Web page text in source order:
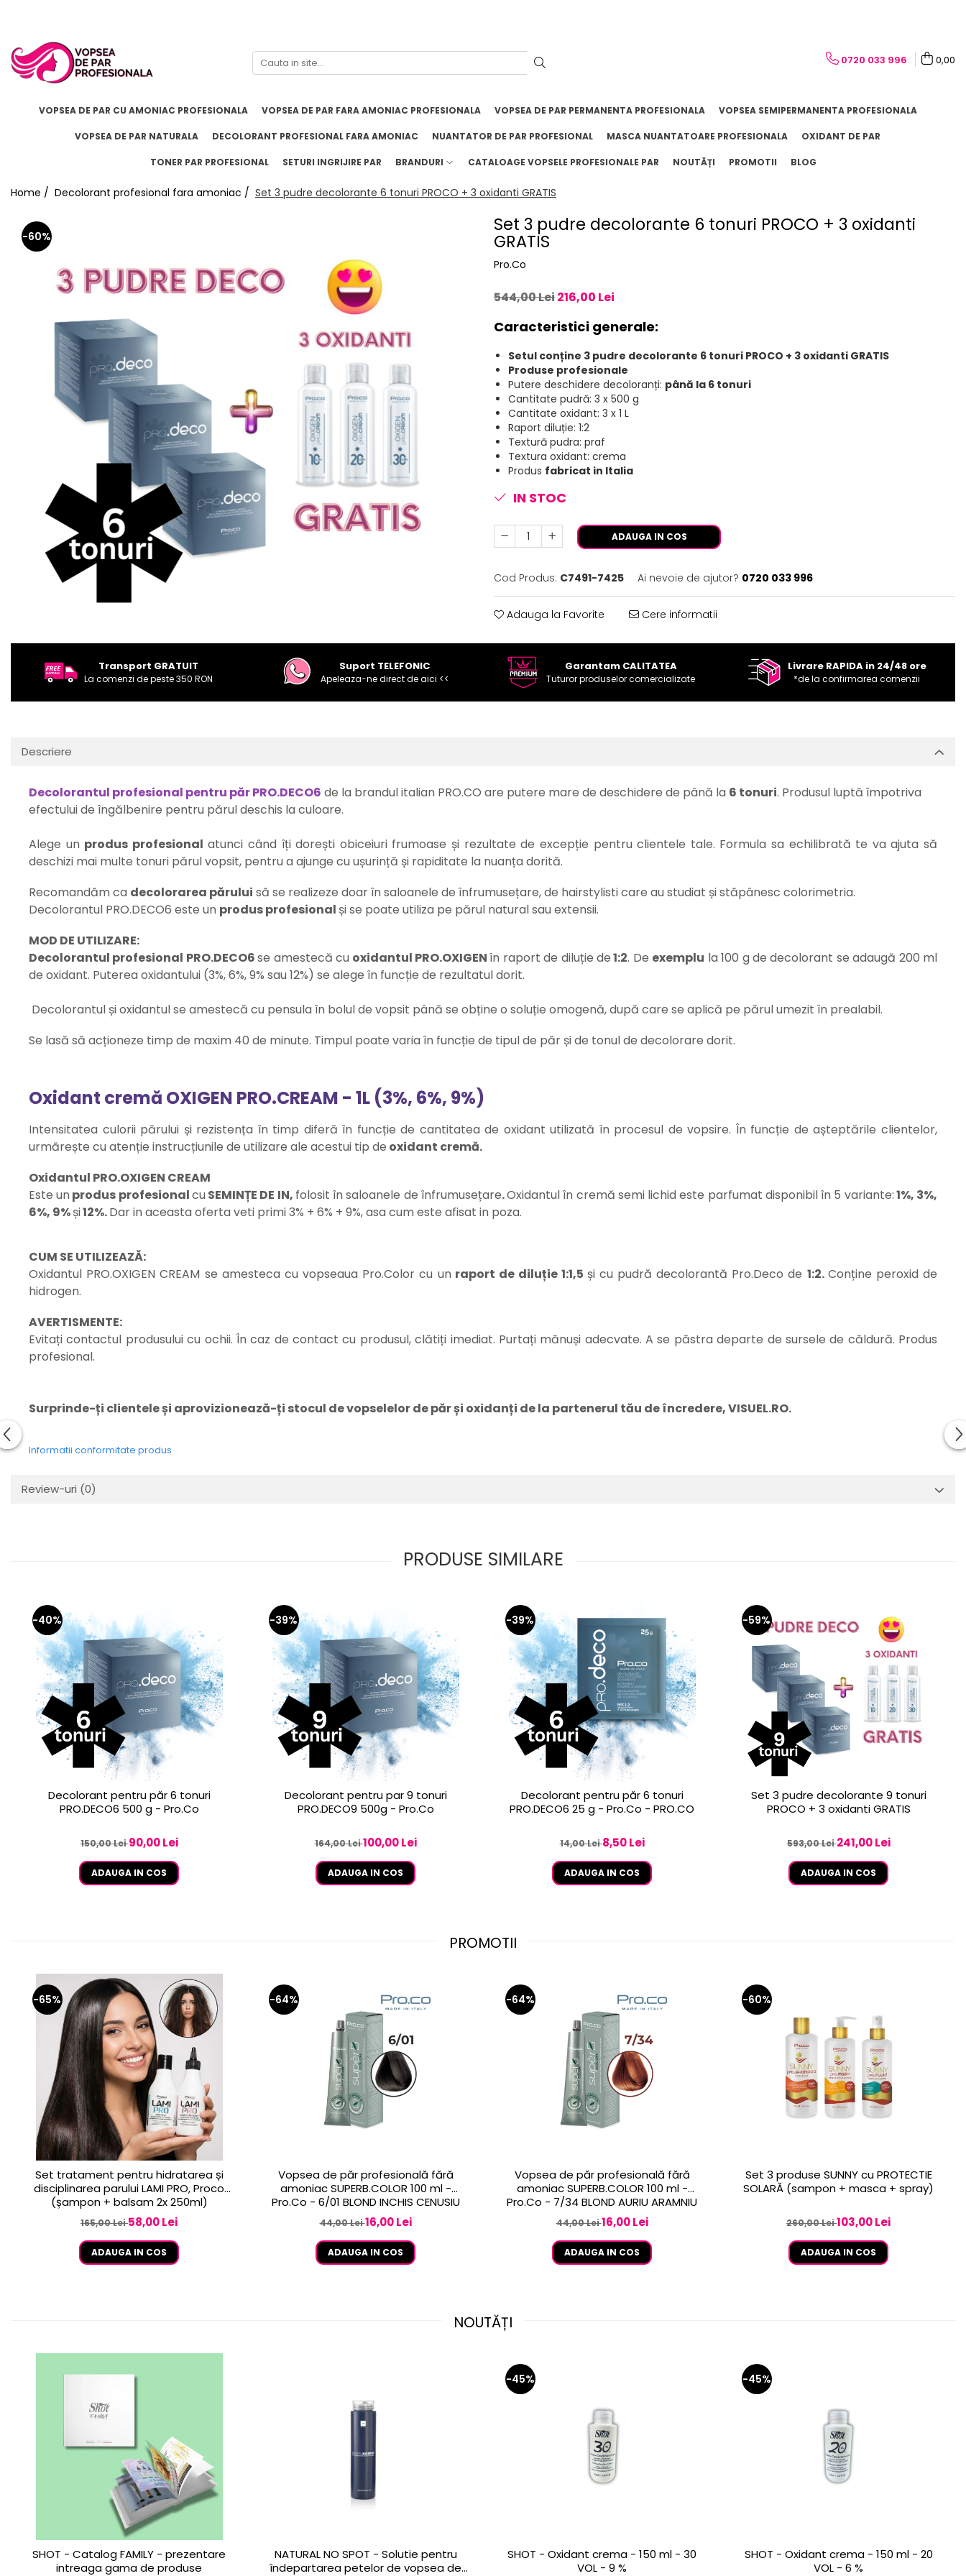
Branduri
Pro.Co
0720 033 996 0,00
VOPSEA DE PAR CU AMONIAC PROFESIONALA VOPSEA DE PAR FARA AMONIAC PROFESIONALA VOPSEA DE PAR PERMANENTA PROFESIONALA VOPSEA SEMIPERMANENTA PROFESIONALA
VOPSEA DE PAR NATURALA DECOLORANT PROFESIONAL FARA AMONIAC NUANTATOR DE PAR PROFESIONAL MASCA NUANTATOARE PROFESIONALA OXIDANT DE PAR
TONER PAR PROFESIONAL SETURI INGRIJIRE PAR BRANDURI CATALOAGE VOPSELE PROFESIONALE PAR NOUTĂȚI PROMOTII BLOG
Home / Decolorant profesional fara amoniac / Set 3 pudre decolorante 6 tonuri PROCO + 3 oxidanti GRATIS
Set 3 pudre decolorante 6 tonuri PROCO + 3 oxidanti
GRATIS
Pro.Co
-60%
544,00 Lei216,00 Lei
Caracteristici generale:
Setul conține 3 pudre decolorante 6 tonuri PROCO + 3 oxidanti GRATIS
Produse profesionale
Putere deschidere decoloranți: până la 6 tonuri
Cantitate pudră: 3 x 500 g
Cantitate oxidant: 3 x 1 L
Raport diluție: 1:2
Textură pudra: praf
Textura oxidant: crema
Produs fabricat in Italia
IN STOC
ADAUGA IN COS
Cod Produs: C7491-7425 Ai nevoie de ajutor? 0720 033 996
Adauga la Favorite Cere informatii
Transport GRATUIT
La comenzi de peste 350 RON
Suport TELEFONIC
Apeleaza-ne direct de aici <<
Garantam CALITATEA
Tuturor produselor comercializate
Livrare RAPIDA in 24/48 ore
*de la confirmarea comenzii
Descriere
Decolorantul profesional pentru păr PRO.DECO6 de la brandul italian PRO.CO are putere mare de deschidere de până la 6 tonuri. Produsul luptă împotriva
efectului de îngălbenire pentru părul deschis la culoare.
Alege un produs profesional atunci când îți dorești obiceiuri frumoase și rezultate de excepție pentru clientele tale. Formula sa echilibrată te va ajuta să
deschizi mai multe tonuri părul vopsit, pentru a ajunge cu ușurință și rapiditate la nuanța dorită.
Recomandăm ca decolorarea părului să se realizeze doar în saloanele de înfrumusețare, de hairstylisti care au studiat și stăpânesc colorimetria.
Decolorantul PRO.DECO6 este un produs profesional și se poate utiliza pe părul natural sau extensii.
MOD DE UTILIZARE:
Decolorantul profesional PRO.DECO6se amestecă cu oxidantul PRO.OXIGENîn raport de diluție de1:2. De exemplu la 100 g de decolorant se adaugă 200 ml
de oxidant. Puterea oxidantului (3%, 6%, 9% sau 12%) se alege în funcție de rezultatul dorit.
Decolorantul și oxidantul se amestecă cu pensula în bolul de vopsit până se obține o soluție omogenă, după care se aplică pe părul umezit în prealabil.
Se lasă să acționeze timp de maxim 40 de minute. Timpul poate varia în funcție de tipul de păr și de tonul de decolorare dorit.
Oxidant cremă OXIGEN PRO.CREAM - 1L (3%, 6%, 9%)
Intensitatea culorii părului și rezistența în timp diferă în funcție de cantitatea de oxidant utilizată în procesul de vopsire. În funcție de așteptările clientelor,
urmărește cu atenție instrucțiunile de utilizare ale acestui tip de oxidant cremă.
Oxidantul PRO.OXIGEN CREAM
Este un produs profesionalcu SEMINȚE DE IN, folosit în saloanele de înfrumusețare.Oxidantul în cremă semi lichid este parfumat disponibil în 5 variante:1%, 3%,
6%, 9%și12%.Dar in aceasta oferta veti primi 3% + 6% + 9%, asa cum este afisat in poza.
CUM SE UTILIZEAZĂ:
Oxidantul PRO.OXIGEN CREAM se amesteca cu vopseaua Pro.Color cu un raport de diluție 1:1,5 și cu pudră decolorantă Pro.Deco de 1:2. Conține peroxid de
hidrogen.
AVERTISMENTE:
Evitați contactul produsului cu ochii. În caz de contact cu produsul, clătiți imediat. Purtați mănuși adecvate. A se păstra departe de sursele de căldură. Produs
profesional.
Surprinde-ți clientele și aprovizionează-ți stocul de vopselelor de păr și oxidanți de la partenerul tău de încredere, VISUEL.RO.
Informatii conformitate produs
Review-uri (0)
PRODUSE SIMILARE
-40%
Decolorant pentru păr 6 tonuri
PRO.DECO6 500 g - Pro.Co
150,00 Lei90,00 Lei
ADAUGA IN COS
-39%
Decolorant pentru par 9 tonuri
PRO.DECO9 500g - Pro.Co
164,00 Lei100,00 Lei
ADAUGA IN COS
-39%
Decolorant pentru păr 6 tonuri
PRO.DECO6 25 g - Pro.Co - PRO.CO
14,00 Lei8,50 Lei
ADAUGA IN COS
-59%
Set 3 pudre decolorante 9 tonuri
PROCO + 3 oxidanti GRATIS
593,00 Lei241,00 Lei
ADAUGA IN COS
PROMOTII
-65%
Set tratament pentru hidratarea și
disciplinarea parului LAMI PRO, Proco
(șampon + balsam 2x 250ml)
165,00 Lei58,00 Lei
ADAUGA IN COS
-64%
Vopsea de păr profesională fără
amoniac SUPERB.COLOR 100 ml -
Pro.Co - 6/01 BLOND INCHIS CENUSIU
44,00 Lei16,00 Lei
ADAUGA IN COS
-64%
Vopsea de păr profesională fără
amoniac SUPERB.COLOR 100 ml -
Pro.Co - 7/34 BLOND AURIU ARAMNIU
44,00 Lei16,00 Lei
ADAUGA IN COS
-60%
Set 3 produse SUNNY cu PROTECTIE
SOLARĂ (sampon + masca + spray)
260,00 Lei103,00 Lei
ADAUGA IN COS
NOUTĂȚI
SHOT - Catalog FAMILY - prezentare
intreaga gama de produse
NATURAL NO SPOT - Solutie pentru
îndepartarea petelor de vopsea de
-45%
SHOT - Oxidant crema - 150 ml - 30
VOL - 9 %
-45%
SHOT - Oxidant crema - 150 ml - 20
VOL - 6 %